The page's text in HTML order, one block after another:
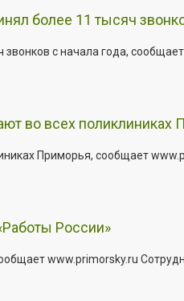
более 11 тысяч
с начала года, сообщает
во всех поликлиниках
Приморья, сообщает
России»
www.primorsky.ru